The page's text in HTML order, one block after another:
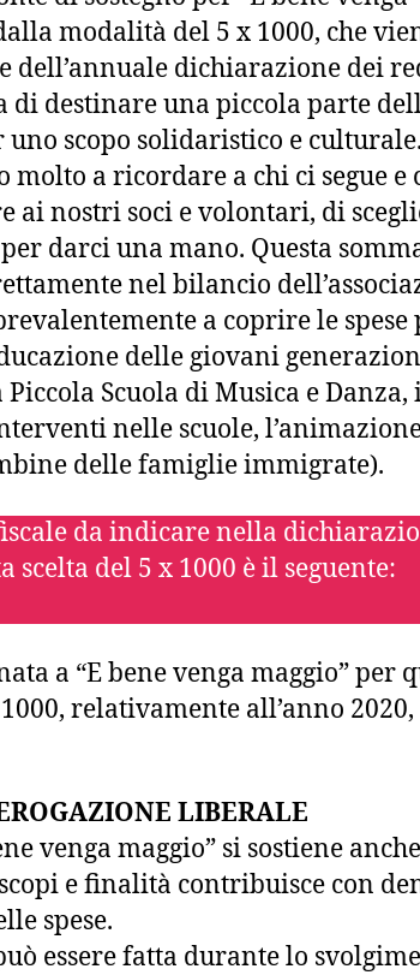
modalità del 5 x 1000, che
dell’annuale dichiarazione dei
di destinare una piccola parte
uno scopo solidaristico e culturale.
molto a ricordare a chi ci segue e
ai nostri soci e volontari, di
darci una mano. Questa
nel bilancio
a coprire le spese
delle giovani
Piccola Scuola di Musica e Danza,
nelle scuole,
delle famiglie immigrate).
da indicare nella
scelta del 5 x 1000 è il seguente:
a “E bene venga maggio” per
relativamente all’anno 2020,
LIBERALE
venga maggio” si sostiene
e finalità contribuisce con
spese.
essere fatta durante lo